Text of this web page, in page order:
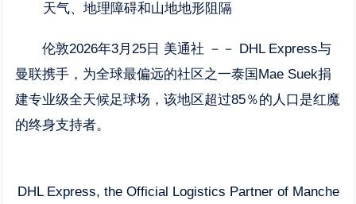
天气、地理障碍和山地地形阻隔
伦敦2026年3月25日 美通社 －－ DHL Express与
曼联携手，为全球最偏远的社区之一泰国Mae Suek捐
建专业级全天候足球场，该地区超过85％的人口是红魔
的终身支持者。
DHL Express, the Official Logistics Partner of Manche